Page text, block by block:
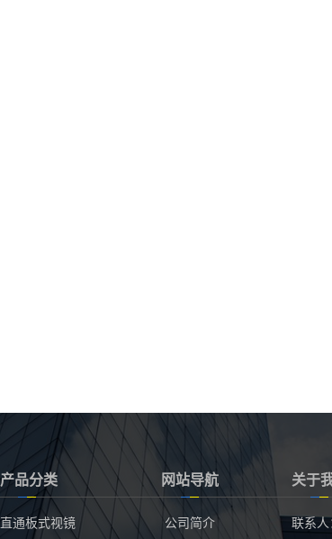
产品分类
直通板式视镜
网站导航
公司简介
关于
联系